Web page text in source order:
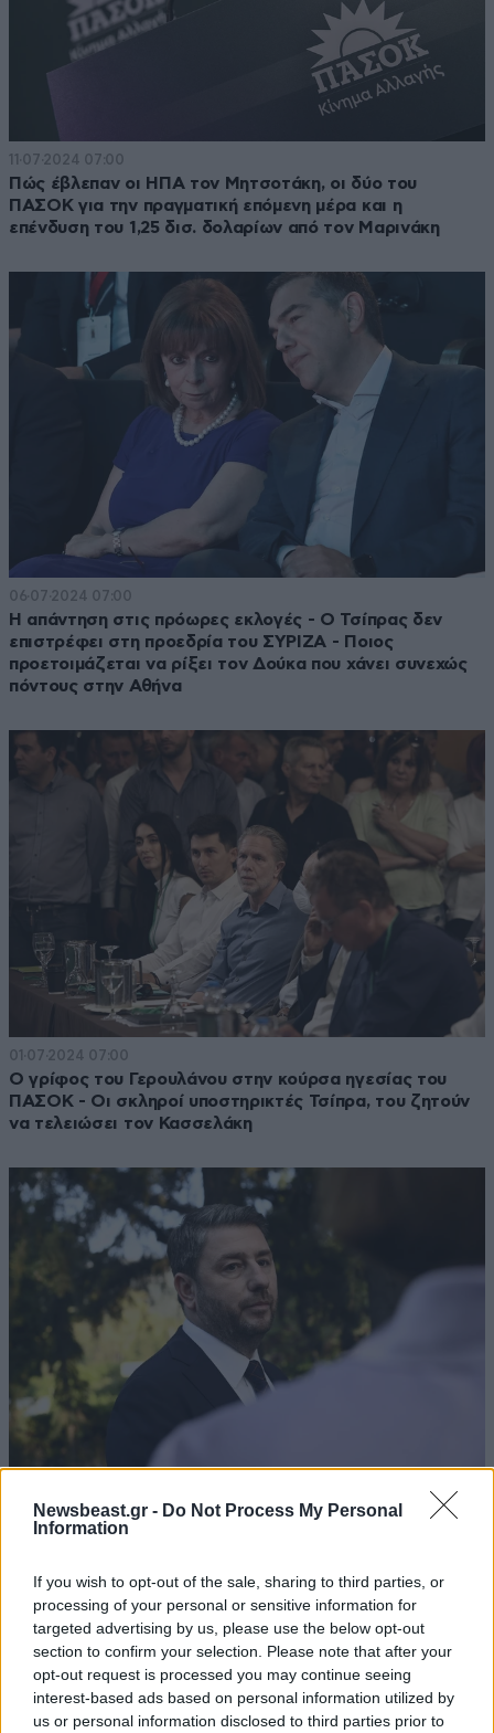
Newsbeast.gr - Do Not Process My Personal
Information
If you wish to opt-out of the sale, sharing to third parties, or
processing of your personal or sensitive information for
targeted advertising by us, please use the below opt-out
section to confirm your selection. Please note that after your
opt-out request is processed you may continue seeing
interest-based ads based on personal information utilized by
us or personal information disclosed to third parties prior to
11·07·2024 07:00
Πώς έβλεπαν οι ΗΠΑ τον Μητσοτάκη, οι δύο του
ΠΑΣΟΚ για την πραγματική επόμενη μέρα και η
επένδυση του 1,25 δισ. δολαρίων από τον Μαρινάκη
06·07·2024 07:00
Η απάντηση στις πρόωρες εκλογές - Ο Τσίπρας δεν
επιστρέφει στη προεδρία του ΣΥΡΙΖΑ - Ποιος
προετοιμάζεται να ρίξει τον Δούκα που χάνει συνεχώς
πόντους στην Αθήνα
01·07·2024 07:00
Ο γρίφος του Γερουλάνου στην κούρσα ηγεσίας του
ΠΑΣΟΚ - Οι σκληροί υποστηρικτές Τσίπρα, του ζητούν
να τελειώσει τον Κασσελάκη
Τι θα γίνει στο ΠΑΣΟΚ μετά τις πρώτες διαγραφές από
τον Ανδρουλάκη, φτιάχνει κλίμα ο Τσίπρας για να έχει